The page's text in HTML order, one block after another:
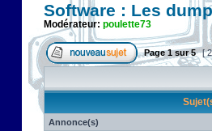
Software : Les
Modérateur: poulette73
Page1sur5 [
Annonce(s)